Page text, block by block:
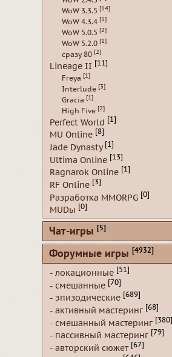
WoW 3.3.5 [14]
WoW 4.3.4 [1]
WoW 5.0.5 [2]
WoW 5.2.0 [1]
сразу 80 [2]
Lineage II [11]
Freya [1]
Interlude [3]
Gracia [1]
High Five [2]
Perfect World [1]
MU Online [8]
Jade Dynasty [1]
Ultima Online [13]
Ragnarok Online [1]
RF Online [3]
Разработка MMORPG [0]
MUDы [0]
Чат-игры [5]
Форумные игры [4932]
- локационные [51]
- смешанные [70]
- эпизодические [689]
- активный мастеринг [68]
- смешанный мастеринг [380]
- пассивный мастеринг [79]
- авторский сюжет [67]